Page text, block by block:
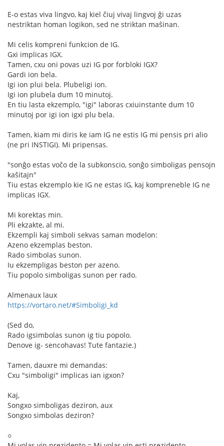
E-o estas viva lingvo, kaj kiel ĉiuj vivaj lingvoj ĝi uzas
nestriktan homan logikon, sed ne striktan maŝinan.
Mi celis kompreni funkcion de IG.
Gxi implicas IGX.
Tamen, cxu oni povas uzi IG por forbloki IGX?
Gardi ion bela.
Igi ion plui bela. Plubeligi ion.
Igi ion plubela dum 10 minutoj.
En tiu lasta ekzemplo, "igi" laboras cxiuinstante dum 10
minutoj por igi ion igxi plu bela.
Tamen, kiam mi diris ke iam IG ne estis IG mi pensis pri alio
(ne pri INSTIGI). Mi pripensas.
"sonĝo estas voĉo de la subkonscio, sonĝo simboligas pensojn
kaŝitajn"
Tiu estas ekzemplo kie IG ne estas IG, kaj kompreneble IG ne
implicas IGX.
Mi korektas min.
Pli ekzakte, al mi.
Ekzempli kaj simboli sekvas saman modelon:
Azeno ekzemplas beston.
Rado simbolas sunon.
Iu ekzempligas beston per azeno.
Tiu popolo simboligas sunon per rado.
Almenaux laux
https://vortaro.net/#Simboligi_kd
(Sed do,
Rado igsimbolas sunon ig tiu popolo.
Denove ig- sencohavas! Tute fantazie.)
Tamen, dauxre mi demandas:
Cxu "simboligi" implicas ian igxon?
Kaj,
Songxo simboligas deziron, aux
Songxo simbolas deziron?
○